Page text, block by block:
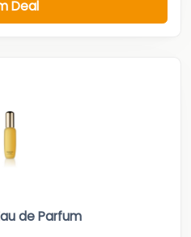
Deal
de Parfum